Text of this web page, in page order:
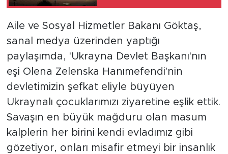
Aile ve Sosyal Hizmetler Bakanı Göktaş,
sanal medya üzerinden yaptığı
paylaşımda, 'Ukrayna Devlet Başkanı'nın
eşi Olena Zelenska Hanımefendi'nin
devletimizin şefkat eliyle büyüyen
Ukraynalı çocuklarımızı ziyaretine eşlik ettik.
Savaşın en büyük mağduru olan masum
kalplerin her birini kendi evladımız gibi
gözetiyor, onları misafir etmeyi bir insanlık